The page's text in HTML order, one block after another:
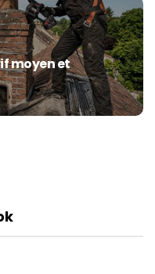
moyen et